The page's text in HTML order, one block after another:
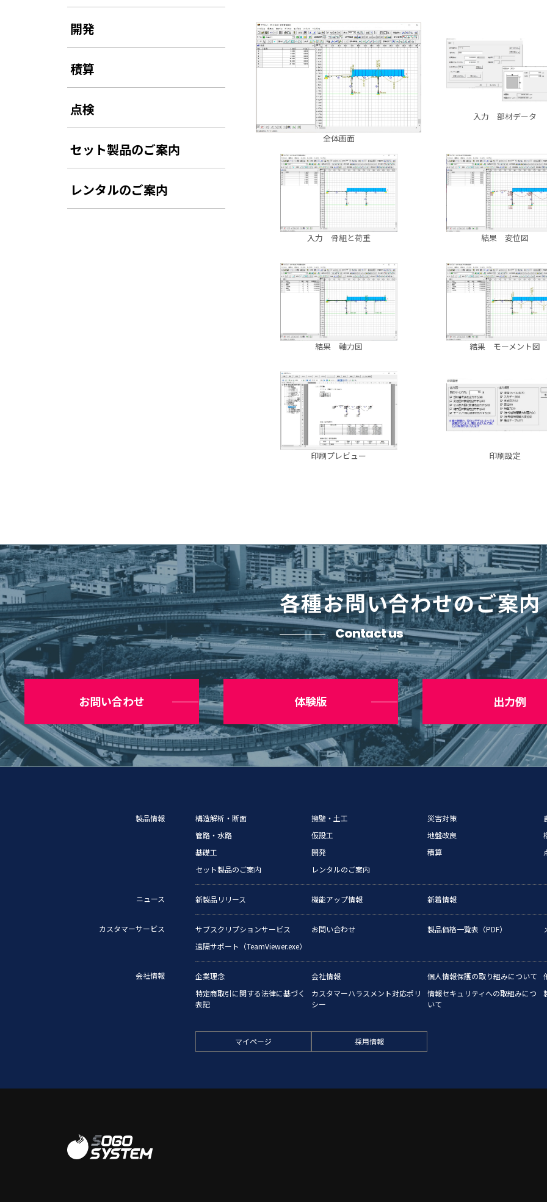
全体画面
入力 部材データ
入力 骨組と荷重 結果 変位図
結果 軸力図 結果 モーメント図
印刷プレビュー 印刷設定
開発
積算
点検
セット製品のご案内
レンタルのご案内
各種お問い合わせのご案内
Contact us
お問い合わせ 体験版 出力例
製品情報 構造解析・断面 擁壁・土工 災害対策
管路・水路
仮設工 地盤改良
基礎工
開発 積算
セット製品のご案内
レンタルのご案内
ニュース 新製品リリース 機能アップ情報 新着情報
カスタマーサービス サブスクリプションサービス お問い合わせ 製品価格一覧表（PDF）
遠隔サポート（TeamViewer.exe）
会社情報 企業理念 会社情報 個人情報保護の取り組みについて
特定商取引に関する法律に基づく
表記
カスタマーハラスメント対応ポリ
シー
情報セキュリティへの取組みにつ
いて
マイページ 採用情報